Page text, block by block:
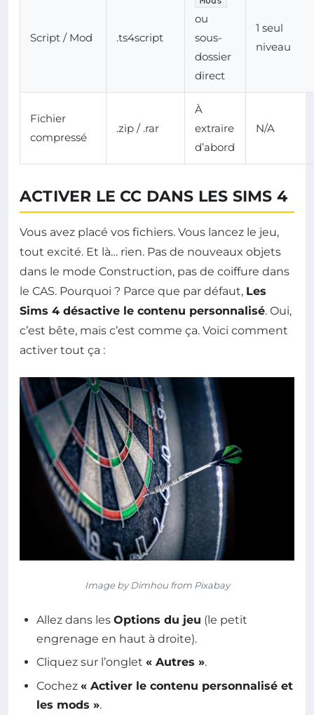
Script / Mod .ts4script
ou
sous-
dossier
direct
1 seul
niveau
Fichier
compressé
.zip / .rar
À
extraire
d’abord
N/A
ACTIVER LE CC DANS LES SIMS 4
Vous avez placé vos fichiers. Vous lancez le jeu,
tout excité. Et là… rien. Pas de nouveaux objets
dans le mode Construction, pas de coiffure dans
le CAS. Pourquoi ? Parce que par défaut, Les
Sims 4 désactive le contenu personnalisé. Oui,
c’est bête, mais c’est comme ça. Voici comment
activer tout ça :
Image by Dimhou from Pixabay
Allez dans les Options du jeu (le petit
engrenage en haut à droite).
Cliquez sur l’onglet « Autres ».
Cochez « Activer le contenu personnalisé et
les mods ».